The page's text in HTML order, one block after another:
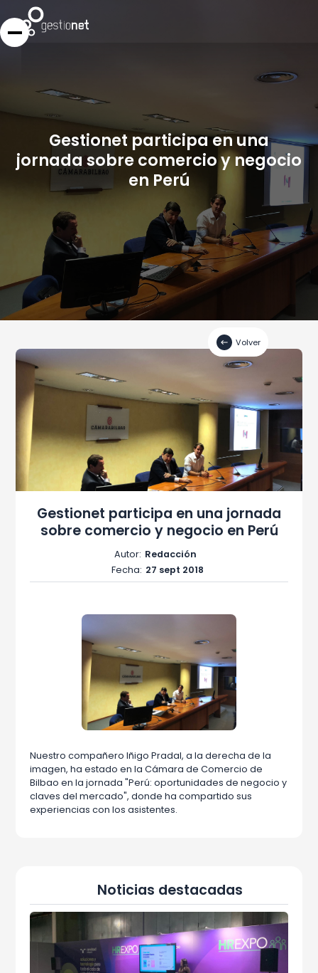
Gestionet participa en una
jornada sobre comercio y negocio
en Perú
Volver
Gestionet participa en una jornada
sobre comercio y negocio en Perú
Autor: Redacción
Fecha: 27 sept 2018
Nuestro compañero Iñigo Pradal, a la derecha de la
imagen, ha estado en la Cámara de Comercio de
Bilbao en la jornada "Perú: oportunidades de negocio y
claves del mercado", donde ha compartido sus
experiencias con los asistentes.
Noticias destacadas